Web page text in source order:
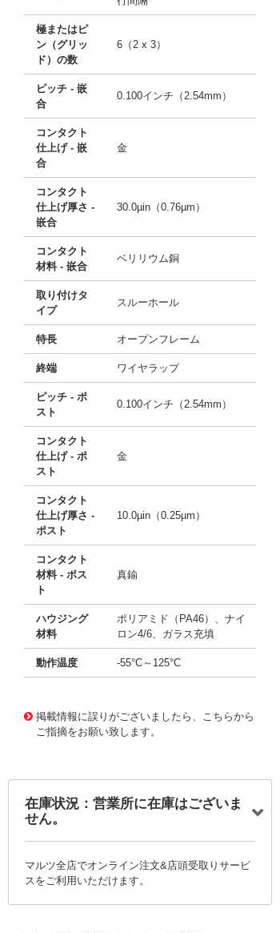
極またはピ
ン（グリッ
ド）の数
6（2 x 3）
ピッチ - 嵌
合
0.100インチ（2.54mm）
コンタクト
仕上げ - 嵌
合
金
コンタクト
仕上げ厚さ -
嵌合
30.0µin（0.76µm）
コンタクト
材料 - 嵌合
ベリリウム銅
取り付けタ
イプ
スルーホール
特長 オープンフレーム
終端 ワイヤラップ
ピッチ - ポ
スト
0.100インチ（2.54mm）
コンタクト
仕上げ - ポ
スト
金
コンタクト
仕上げ厚さ -
ポスト
10.0µin（0.25µm）
コンタクト
材料 - ポス
ト
真鍮
ハウジング
材料
ポリアミド（PA46）、ナイ
ロン4/6、ガラス充填
動作温度 -55°C～125°C
掲載情報に誤りがございましたら、こちらから
ご指摘をお願い致します。
在庫状況：営業所に在庫はございま
せん。
マルツ全店でオンライン注文&店頭受取りサービ
スをご利用いただけます。